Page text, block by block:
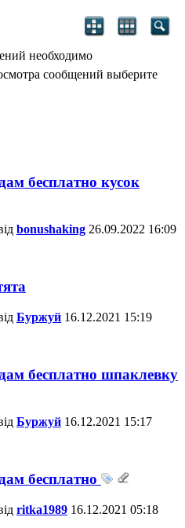
необходимо
сообщений выберите
бесплатно кусок
bonushaking 26.09.2022 16:09
Буржуй 16.12.2021 15:19
бесплатно шпаклевку
Буржуй 16.12.2021 15:17
бесплатно
ritka1989 16.12.2021 05:18